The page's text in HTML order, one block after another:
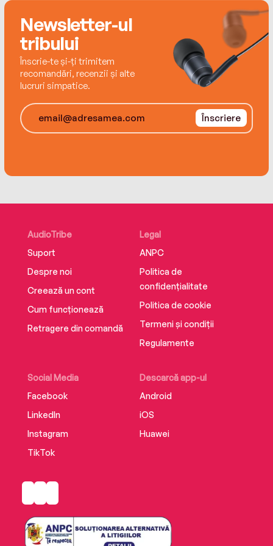
Newsletter-ul
tribului
Înscrie-te și-ți trimitem
recomandări, recenzii și alte
lucruri simpatice.
Înscriere
AudioTribe
Suport
Despre noi
Creează un cont
Cum funcționează
Retragere din comandă
Social Media
Facebook
LinkedIn
Instagram
TikTok
Descarcă app-ul
Android
iOS
Huawei
Legal
ANPC
Politica de
confidențialitate
Politica de cookie
Termeni și condiții
Regulamente